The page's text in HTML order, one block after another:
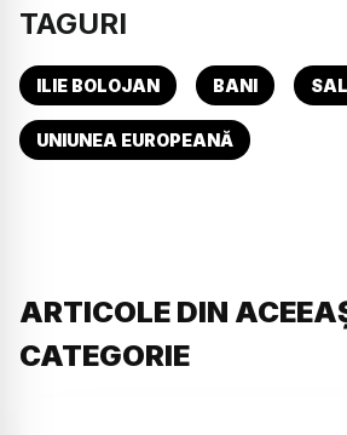
TAGURI
ILIE BOLOJAN BANI
UNIUNEA EUROPEANĂ
ARTICOLE DIN
CATEGORIE